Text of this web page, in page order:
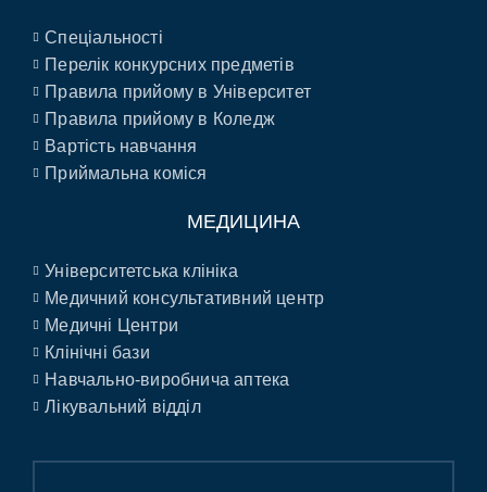
Спеціальності
Перелік конкурсних предметів
Правила прийому в Університет
Правила прийому в Коледж
Вартість навчання
Приймальна коміся
МЕДИЦИНА
Університетська клініка
Медичний консультативний центр
Медичні Центри
Клінічні бази
Навчально-виробнича аптека
Лікувальний відділ